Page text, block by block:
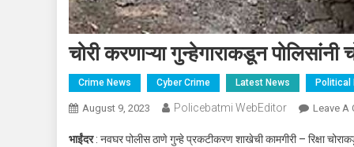
चोरी करणाऱ्या गुन्हेगाराकडून
Crime News Cyber Crime Latest News Political
August 9, 2023 Policebatmi WebEditor Leave A
भाईंदर: नवघर पोलीस ठाणे गुन्हे प्रकटीकरण शाखेची कामगीरी – रिक्षा